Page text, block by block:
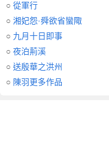
○ 從軍行
○ 湘妃怨·舜欲省蠻陬
○ 九月十日即事
○ 夜泊荊溪
○ 送殷華之洪州
○ 陳羽更多作品